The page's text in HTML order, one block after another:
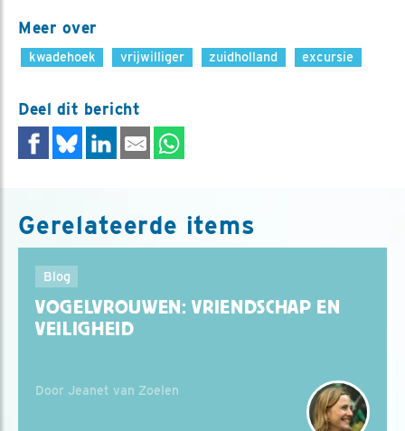
Meer over
kwadehoek vrijwilliger zuidholland excursie
Deel dit bericht
Gerelateerde items
Blog
VOGELVROUWEN: VRIENDSCHAP EN
VEILIGHEID
Door Jeanet van Zoelen